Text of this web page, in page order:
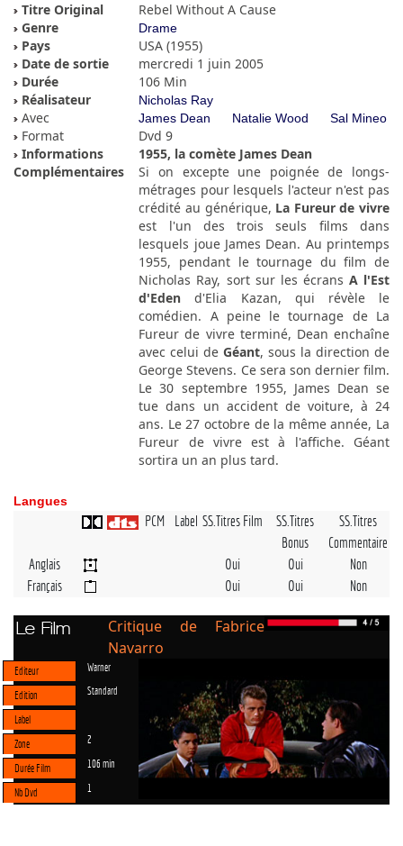
Titre Original
Rebel Without A Cause
Genre
Drame
Pays
USA (1955)
Date de sortie
mercredi 1 juin 2005
Durée
106 Min
Réalisateur
Nicholas Ray
Avec James Dean Natalie Wood Sal Mineo
Format
Dvd 9
Informations
Complémentaires
1955, la comète James Dean
Si on excepte une poignée de longs-
métrages pour lesquels l'acteur n'est pas
crédité au générique, La Fureur de vivre
est l'un des trois seuls films dans
lesquels joue James Dean. Au printemps
1955, pendant le tournage du film de
Nicholas Ray, sort sur les écrans A l'Est
d'Eden d'Elia Kazan, qui révèle le
comédien. A peine le tournage de La
Fureur de vivre terminé, Dean enchaîne
avec celui deGéant, sous la direction de
George Stevens. Ce sera son dernier film.
Le 30 septembre 1955, James Dean se
tue dans un accident de voiture, à 24
ans. Le 27 octobre de la même année, La
Fureur de vivre est à l'affiche. Géant
sortira un an plus tard.
Langues
PCM Label SS.Titres Film
SS.Titres
Bonus
SS.Titres
Commentaire
Anglais
Oui Oui
Non
Français
Oui Oui Non
Le Film
Critique de Fabrice
Navarro
Editeur Warner
Edition Standard
Label
Zone
2
Durée Film 106 min
Nb Dvd 1